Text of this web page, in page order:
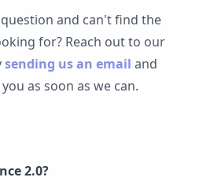
and can't find the
for? Reach out to our
sending us an email and
as soon as we can.
2.0?